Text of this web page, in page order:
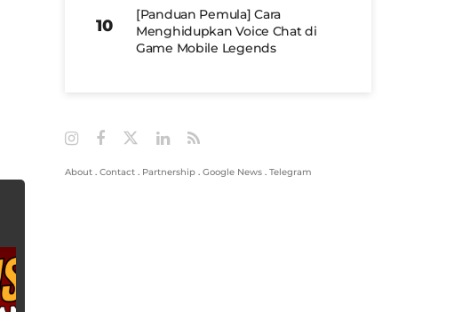
[Panduan Pemula] Cara
Menghidupkan Voice Chat di
Game Mobile Legends
About . Contact . Partnership . Google News . Telegram